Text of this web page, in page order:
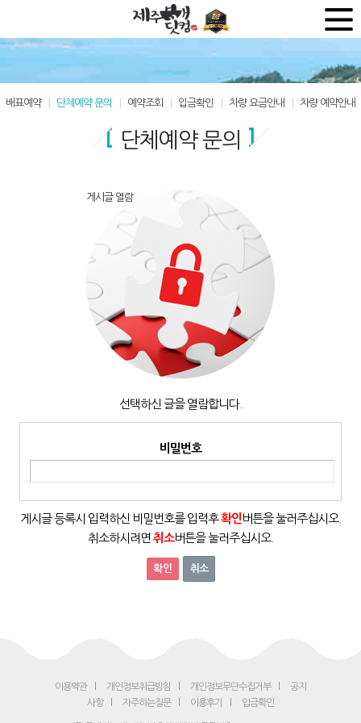
배표예약 단체예약 문의 예약조회 입금확인 차량 요금안내 차량 예약안내
단체예약 문의
게시글 열람
선택하신 글을 열람합니다.
비밀번호
게시글 등록시 입력하신 비밀번호를 입력후확인 버튼을 눌러주십시오.
취소하시려면 취소버튼을 눌러주십시오.
취소
이용약관 개인정보취급방침 개인정보무단수집거부
공지
사항
자주하는질문 이용후기 입금확인